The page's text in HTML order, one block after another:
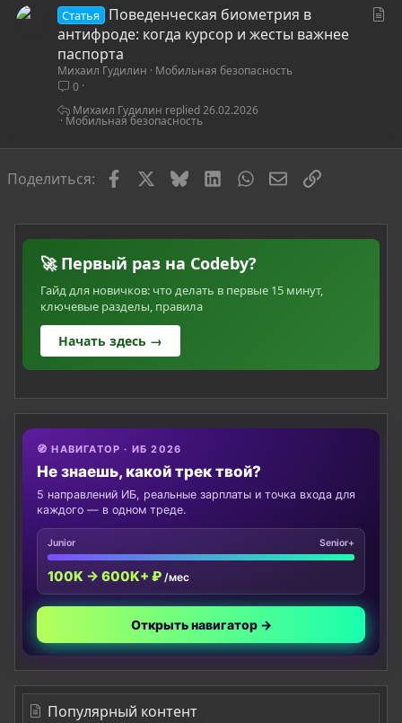
Статья
Поведенческая биометрия в
антифроде: когда курсор и жесты важнее
паспорта
Михаил Гудилин
Мобильная безопасность
0
Мобильная безопасность
26.02.2026
Михаил Гудилин
Поделиться: FacebookBlueskyLinkedInWhatsAppЭлектронная
Ссылка
🚀 Первый раз на Codeby?
Гайд для новичков: что делать в первые 15 минут,
ключевые разделы, правила
Начать здесь →
🧭 НАВИГАТОР · ИБ 2026
Не знаешь, какой трек твой?
5 направлений ИБ, реальные зарплаты и точка входа для
каждого — в одном треде.
Junior Senior+
100K → 600K+ ₽ /мес
Открыть навигатор →
Популярный контент